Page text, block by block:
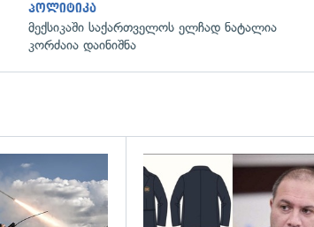
პოლიტიკა
მექსიკაში საქართველოს ელჩად ნატალია
კორძაია დაინიშნა
გადახედვა